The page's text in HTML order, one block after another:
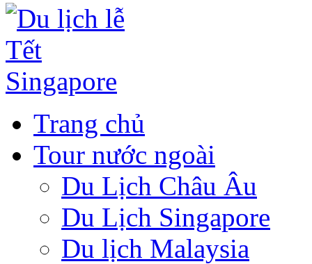
Trang chủ
Tour nước ngoài
Du Lịch Châu Âu
Du Lịch Singapore
Du lịch Malaysia